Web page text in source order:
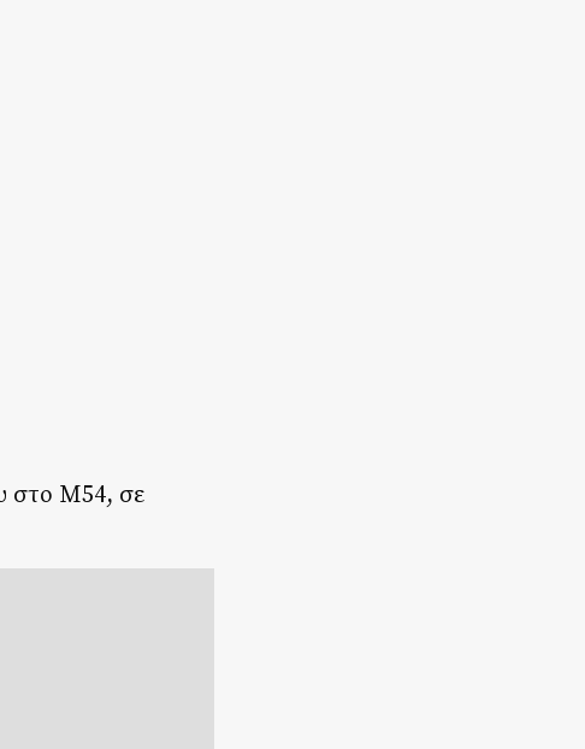
στο Μ54, σε